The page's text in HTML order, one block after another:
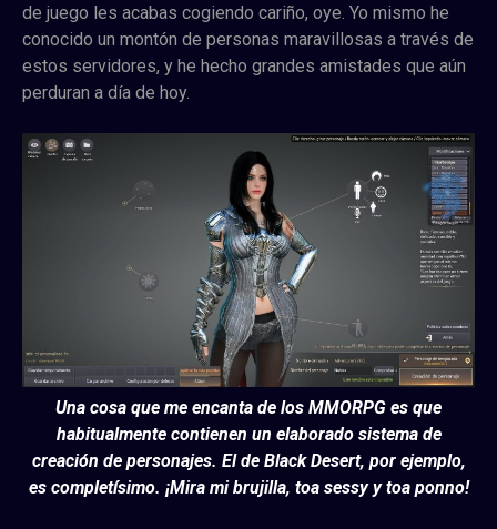
de juego les acabas cogiendo cariño, oye. Yo mismo he
conocido un montón de personas maravillosas a través de
estos servidores, y he hecho grandes amistades que aún
perduran a día de hoy.
Una cosa que me encanta de los MMORPG es que
habitualmente contienen un elaborado sistema de
creación de personajes. El de Black Desert, por ejemplo,
es completísimo. ¡Mira mi brujilla, toa sessy y toa ponno!